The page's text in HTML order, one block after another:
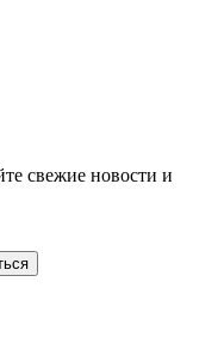
свежие новости и